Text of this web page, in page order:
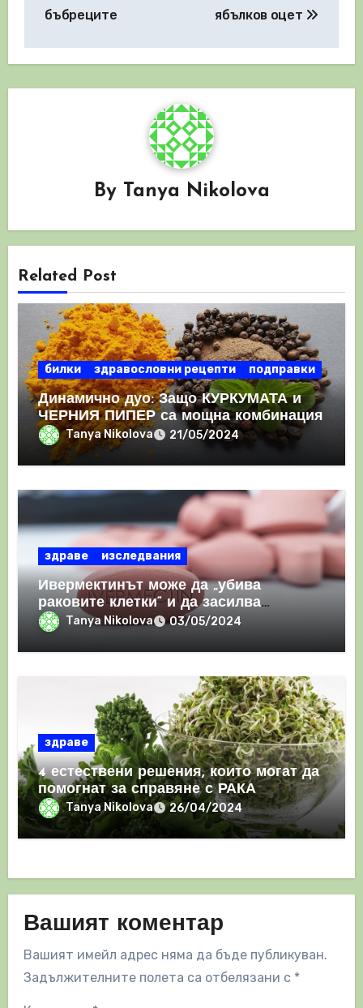
бъбреците
ябълков оцет
By Tanya Nikolova
Related Post
билки здравословни рецепти подправки
Динамично дуо: Защо КУРКУМАТА и
ЧЕРНИЯ ПИПЕР са мощна комбинация
Tanya Nikolova 21/05/2024
здраве изследвания
Ивермектинът може да „убива
раковите клетки“ и да засилва
имунния отговор
Tanya Nikolova 03/05/2024
здраве
4 естествени решения, които могат да
помогнат за справяне с РАКА
Tanya Nikolova 26/04/2024
Вашият коментар
Вашият имейл адрес няма да бъде публикуван.
Задължителните полета са отбелязани с *